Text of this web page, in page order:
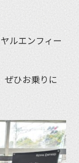
ルエンフィー
ぜひお乗りに